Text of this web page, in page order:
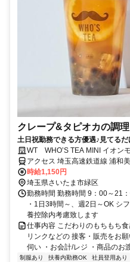
クレープ&タピオカの調
土日祝勤務できる方優遇♪見てる
さん！
WT WHO’S TEA MINI イオン
アクセス 埼玉高速鉄道線 浦和
東川口3番口徒歩約26分、ＪＲ
美園駅徒歩3分
時給1,150円
埼玉県さいたま市緑区
勤務時間 勤務時間 9：00～21
・1日3時間～、週2日～OK シ
養控除内考慮致します
仕事内容 こだわりのもちもち
リンクなどの 接客・販売をお
伺い ・お会計/レジ ・商品のお
制服あり 扶養内勤務OK 社員登用あり